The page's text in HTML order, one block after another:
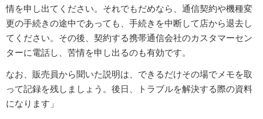
情を申し出てください。それでもだめなら、通信契約や機種変
更の手続きの途中であっても、手続きを中断して店から退去し
てください。その後、契約する携帯通信会社のカスタマーセン
ターに電話し、苦情を申し出るのも有効です。
なお、販売員から聞いた説明は、できるだけその場でメモを取
って記録を残しましょう。後日、トラブルを解決する際の資料
になります」